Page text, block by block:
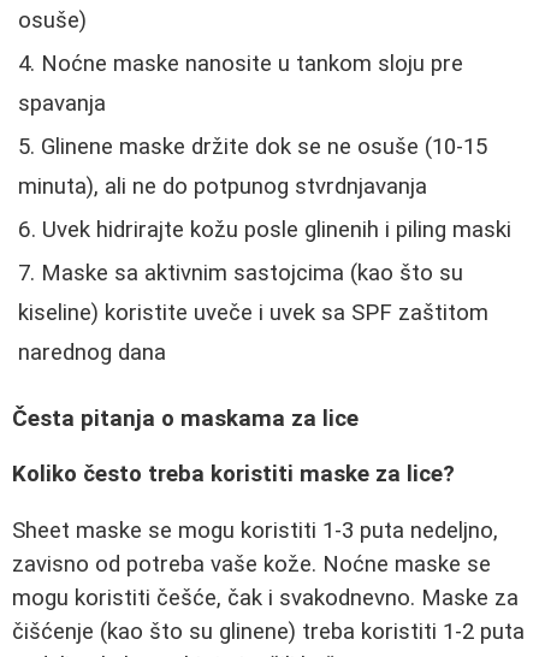
osuše)
Noćne maske nanosite u tankom sloju pre
spavanja
Glinene maske držite dok se ne osuše (10-15
minuta), ali ne do potpunog stvrdnjavanja
Uvek hidrirajte kožu posle glinenih i piling maski
Maske sa aktivnim sastojcima (kao što su
kiseline) koristite uveče i uvek sa SPF zaštitom
narednog dana
Česta pitanja o maskama za lice
Koliko često treba koristiti maske za lice?
Sheet maske se mogu koristiti 1-3 puta nedeljno,
zavisno od potreba vaše kože. Noćne maske se
mogu koristiti češće, čak i svakodnevno. Maske za
čišćenje (kao što su glinene) treba koristiti 1-2 puta